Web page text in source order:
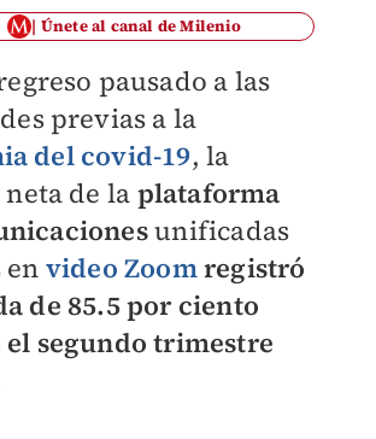
Únete al canal de Milenio
pausado a las
previas a la
del covid-19, la
de la plataforma
unificadas
en video Zoomregistró
de 85.5 por ciento
segundo trimestre